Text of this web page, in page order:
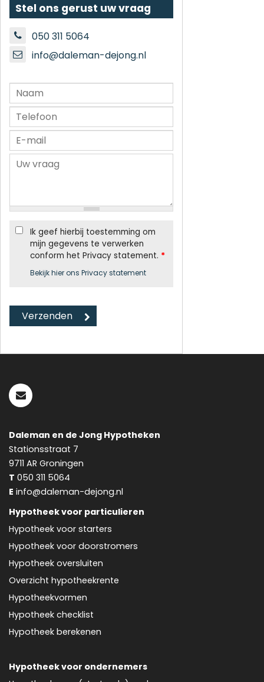
Stel ons gerust uw vraag
050 311 5064
info@daleman-dejong.nl
Ik geef hierbij toestemming om
mijn gegevens te verwerken
conform het Privacy statement. *
Bekijk hier ons Privacy statement
Daleman en de Jong Hypotheken
Stationsstraat 7
9711 AR Groningen
T 050 311 5064
E info@daleman-dejong.nl
Hypotheek voor particulieren
Hypotheek voor starters
Hypotheek voor doorstromers
Hypotheek oversluiten
Overzicht hypotheekrente
Hypotheekvormen
Hypotheek checklist
Hypotheek berekenen
Hypotheek voor ondernemers